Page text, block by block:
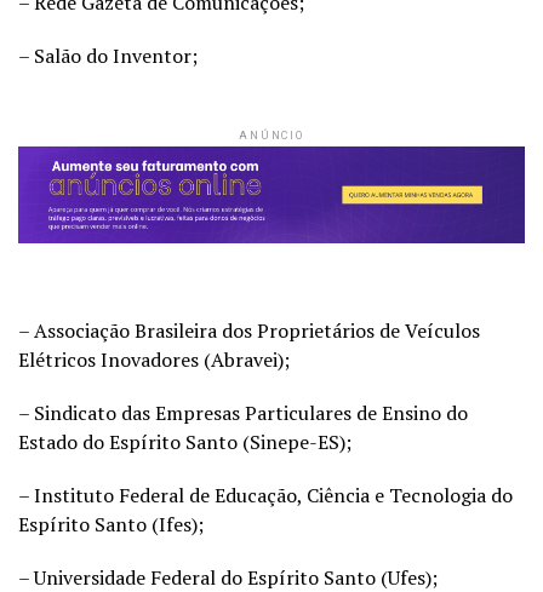
– Salão do Inventor;
ANÚNCIO
– Associação Brasileira dos Proprietários de Veículos
Elétricos Inovadores (Abravei);
– Sindicato das Empresas Particulares de Ensino do
Estado do Espírito Santo (Sinepe-ES);
– Instituto Federal de Educação, Ciência e Tecnologia do
Espírito Santo (Ifes);
– Universidade Federal do Espírito Santo (Ufes);